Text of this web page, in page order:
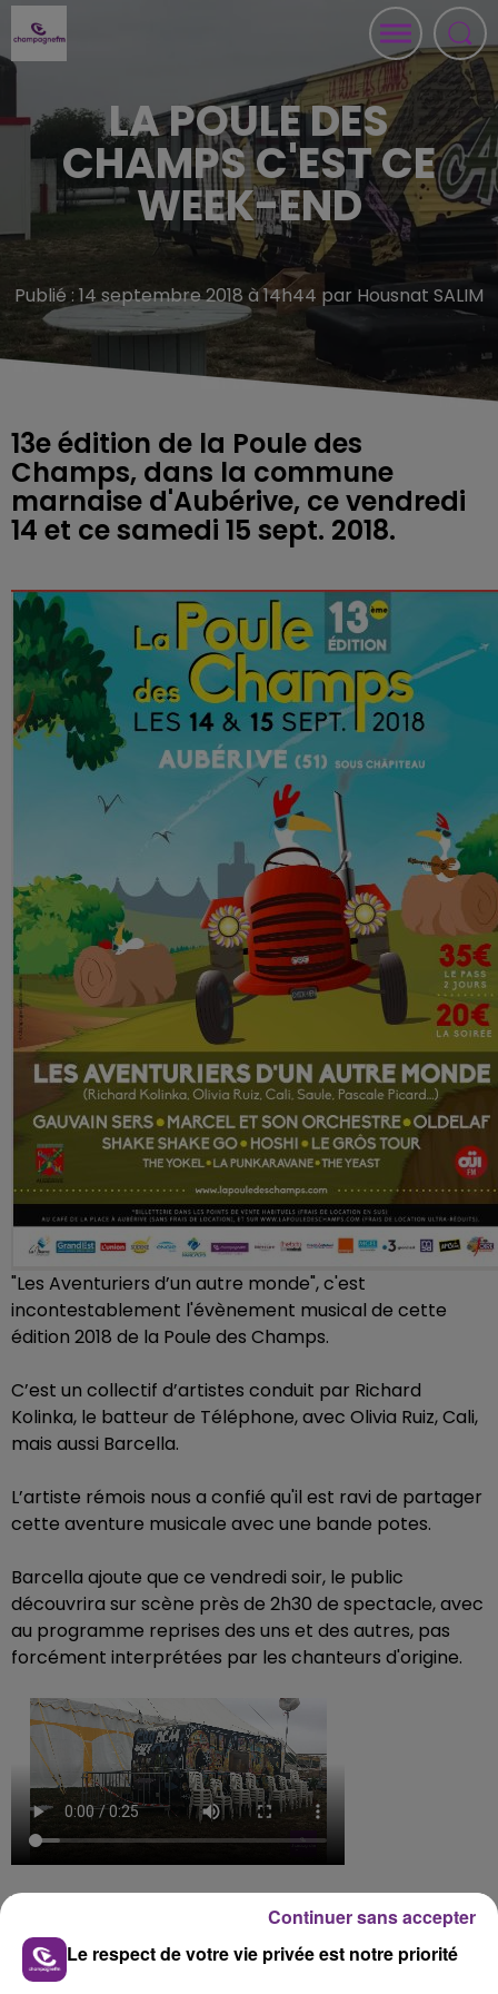
LA POULE DES
CHAMPS C'EST CE
WEEK-END
Publié : 14 septembre 2018 à 14h44 par Housnat SALIM
13e édition de la Poule des
Champs, dans la commune
marnaise d'Aubérive, ce vendredi
14 et ce samedi 15 sept. 2018.
"Les Aventuriers d’un autre monde", c'est
incontestablement l'évènement musical de cette
édition 2018 de la Poule des Champs.
C’est un collectif d’artistes conduit par Richard
Kolinka, le batteur de Téléphone, avec Olivia Ruiz, Cali,
mais aussi Barcella.
L’artiste rémois nous a confié qu'il est ravi de partager
cette aventure musicale avec une bande potes.
Barcella ajoute que ce vendredi soir, le public
découvrira sur scène près de 2h30 de spectacle, avec
au programme reprises des uns et des autres, pas
forcément interprétées par les chanteurs d'origine.
Le respect de votre vie privée est notre priorité
Continuer sans accepter